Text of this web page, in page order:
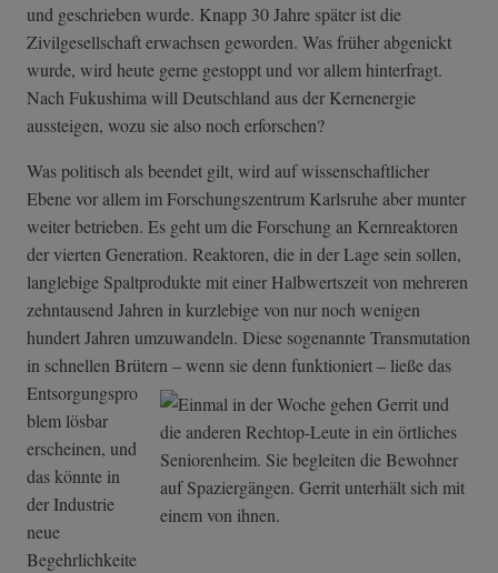
und geschrieben wurde. Knapp 30 Jahre später ist die
Zivilgesellschaft erwachsen geworden. Was früher abgenickt
wurde, wird heute gerne gestoppt und vor allem hinterfragt.
Nach Fukushima will Deutschland aus der Kernenergie
aussteigen, wozu sie also noch erforschen?
Was politisch als beendet gilt, wird auf wissenschaftlicher
Ebene vor allem im Forschungszentrum Karlsruhe aber munter
weiter betrieben. Es geht um die Forschung an Kernreaktoren
der vierten Generation. Reaktoren, die in der Lage sein sollen,
langlebige Spaltprodukte mit einer Halbwertszeit von mehreren
zehntausend Jahren in kurzlebige von nur noch wenigen
hundert Jahren umzuwandeln. Diese sogenannte Transmutation
in schnellen Brütern – wenn sie denn funktioniert – ließe das
Entsorgungspro
blem lösbar
erscheinen, und
das könnte in
der Industrie
neue
Begehrlichkeite